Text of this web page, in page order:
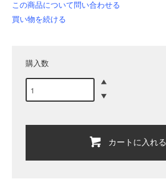
この商品について問い合わせる
買い物を続ける
購入数
カートに入れる